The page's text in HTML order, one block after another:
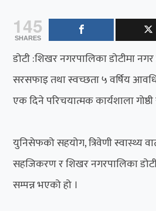
145
SHARES
डोटी :शिखर नगरपालिका डोटीमा
सरसफाइ तथा स्वच्छता ५ वर्षिय
एक दिने परिचयात्मक कार्यशाला
युनिसेफको सहयोग, त्रिवेणी स्वास्थ्य
सहजिकरण र शिखर नगरपालिका
सम्पन्न भएको हो ।